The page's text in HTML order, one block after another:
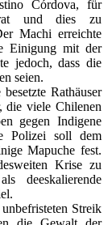
Córdova, für
und dies zu
Machi erreichte
Einigung mit der
jedoch, dass die
seien.
Rathäuser
die viele Chilenen
gegen Indigene
Polizei soll dem
Mapuche fest.
Krise zu
deeskalierende
Streik